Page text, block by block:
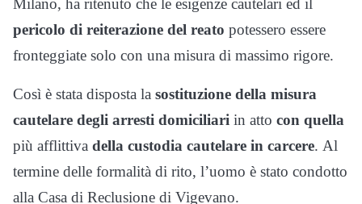
Milano, ha ritenuto che le esigenze cautelari ed il
pericolo di reiterazione del reato potessero essere
fronteggiate solo con una misura di massimo rigore.
Così è stata disposta la sostituzione della misura
cautelare degli arresti domiciliari in atto con quella
più afflittiva della custodia cautelare in carcere. Al
termine delle formalità di rito, l’uomo è stato condotto
alla Casa di Reclusione di Vigevano.